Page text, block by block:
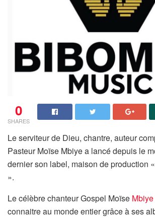
0
SHARES
Le serviteur de Dieu, chantre, auteur
Pasteur Moïse Mbiye a lancé depuis le
dernier son label, maison de production «
».
Le célèbre chanteur Gospel Moïse Mbiye
connaitre au monde entier grâce à ses